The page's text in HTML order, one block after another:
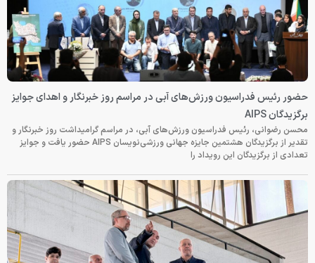
حضور رئیس فدراسیون ورزش‌های آبی در مراسم روز خبرنگار و اهدای جوایز
برگزیدگان AIPS
محسن رضوانی، رئیس فدراسیون ورزش‌های آبی، در مراسم گرامیداشت روز خبرنگار و
تقدیر از برگزیدگان هشتمین جایزه جهانی ورزشی‌نویسان AIPS حضور یافت و جوایز
تعدادی از برگزیدگان این رویداد را